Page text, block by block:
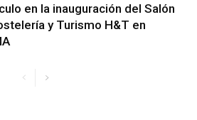
en la inauguración del Salón
y Turismo H&T en